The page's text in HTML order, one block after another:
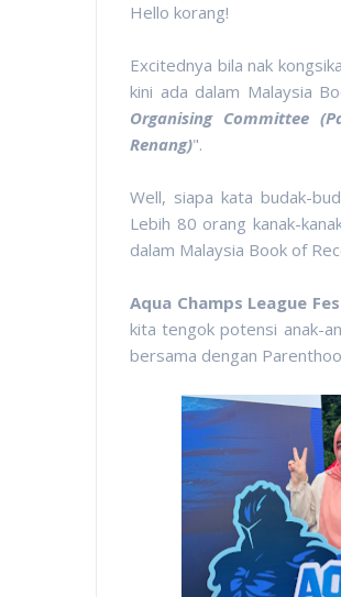
Hello korang!
Excitednya bila nak
kini ada dalam Malaysia
Organising Committee
Renang)".
Well, siapa kata budak-
Lebih 80 orang kanak-
dalam Malaysia Book of
Aqua Champs League
kita tengok potensi anak-
bersama dengan